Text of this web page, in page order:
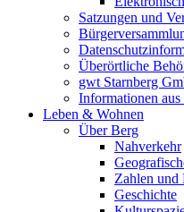
Satzungen und
Überörtliche
gwt Starnberg
Informationen
Leben & Wohnen
Über Berg
Nahverkehr
Zahlen und
Geschichte